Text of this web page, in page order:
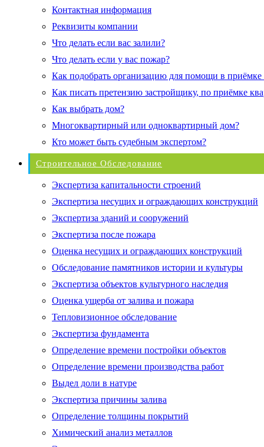
Контактная информация
Реквизиты компании
Что делать если вас залили?
Что делать если у вас пожар?
Как подобрать организацию для помощи в приёмке
Как писать претензию застройщику, по приёмке
Как выбрать дом?
Многоквартирный или одноквартирный дом?
Кто может быть судебным экспертом?
Строительное Обследование
Экспертиза капитальности строений
Экспертиза несущих и ограждающих конструкций
Экспертиза зданий и сооружений
Экспертиза после пожара
Оценка несущих и ограждающих конструкций
Обследование памятников истории и культуры
Экспертиза объектов культурного наследия
Оценка ущерба от залива и пожара
Тепловизионное обследование
Экспертиза фундамента
Определение времени постройки объектов
Определение времени производства работ
Выдел доли в натуре
Экспертиза причины залива
Определение толщины покрытий
Химический анализ металлов